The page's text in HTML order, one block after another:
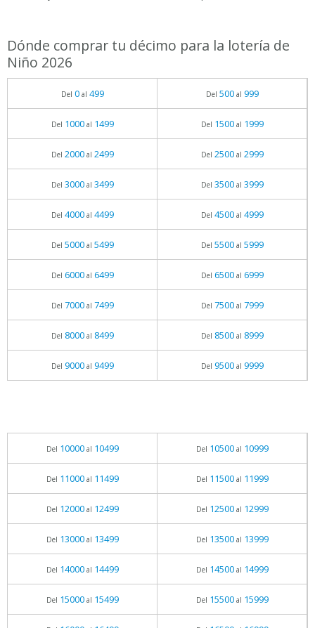
Dónde comprar tu décimo para la lotería de
Niño 2026
Del 0al 499 Del 500al 999
Del 1000al 1499 Del 1500al 1999
Del 2000al 2499 Del 2500al 2999
Del 3000al 3499 Del 3500al 3999
Del 4000al 4499 Del 4500al 4999
Del 5000al 5499 Del 5500al 5999
Del 6000al 6499 Del 6500al 6999
Del 7000al 7499 Del 7500al 7999
Del 8000al 8499 Del 8500al 8999
Del 9000al 9499 Del 9500al 9999
Del 10000al 10499 Del 10500al 10999
Del 11000al 11499 Del 11500al 11999
Del 12000al 12499 Del 12500al 12999
Del 13000al 13499 Del 13500al 13999
Del 14000al 14499 Del 14500al 14999
Del 15000al 15499 Del 15500al 15999